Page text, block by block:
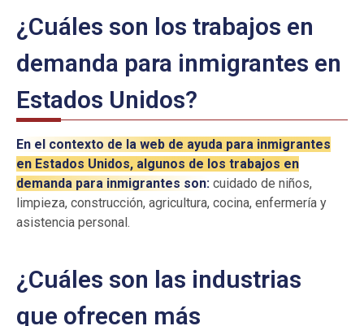
¿Cuáles son los trabajos en
demanda para inmigrantes en
Estados Unidos?
En el contexto de la web de ayuda para inmigrantes
en Estados Unidos, algunos de los trabajos en
demanda para inmigrantes son: cuidado de niños,
limpieza, construcción, agricultura, cocina, enfermería y
asistencia personal.
¿Cuáles son las industrias
que ofrecen más